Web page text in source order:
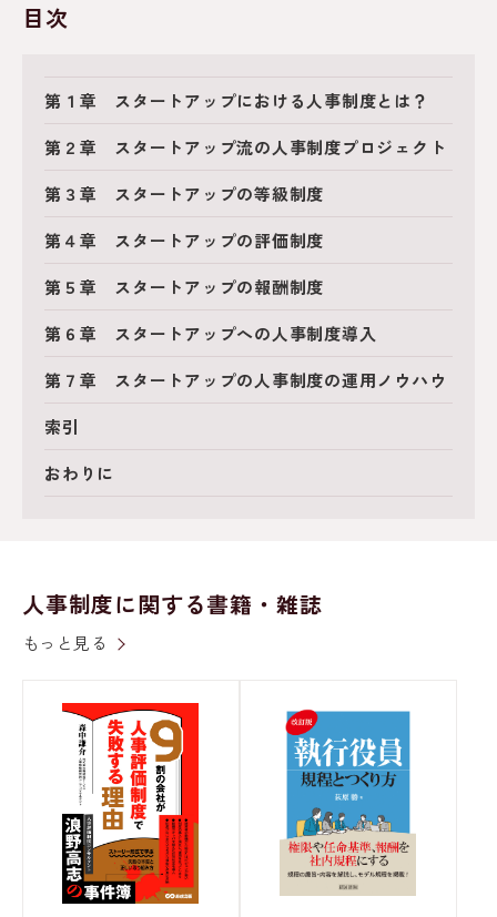
目次
第１章 スタートアップにおける人事制度とは？
第２章 スタートアップ流の人事制度プロジェクト
第３章 スタートアップの等級制度
第４章 スタートアップの評価制度
第５章 スタートアップの報酬制度
第６章 スタートアップへの人事制度導入
第７章 スタートアップの人事制度の運用ノウハウ
索引
おわりに
人事制度に関する書籍・雑誌
もっと見る